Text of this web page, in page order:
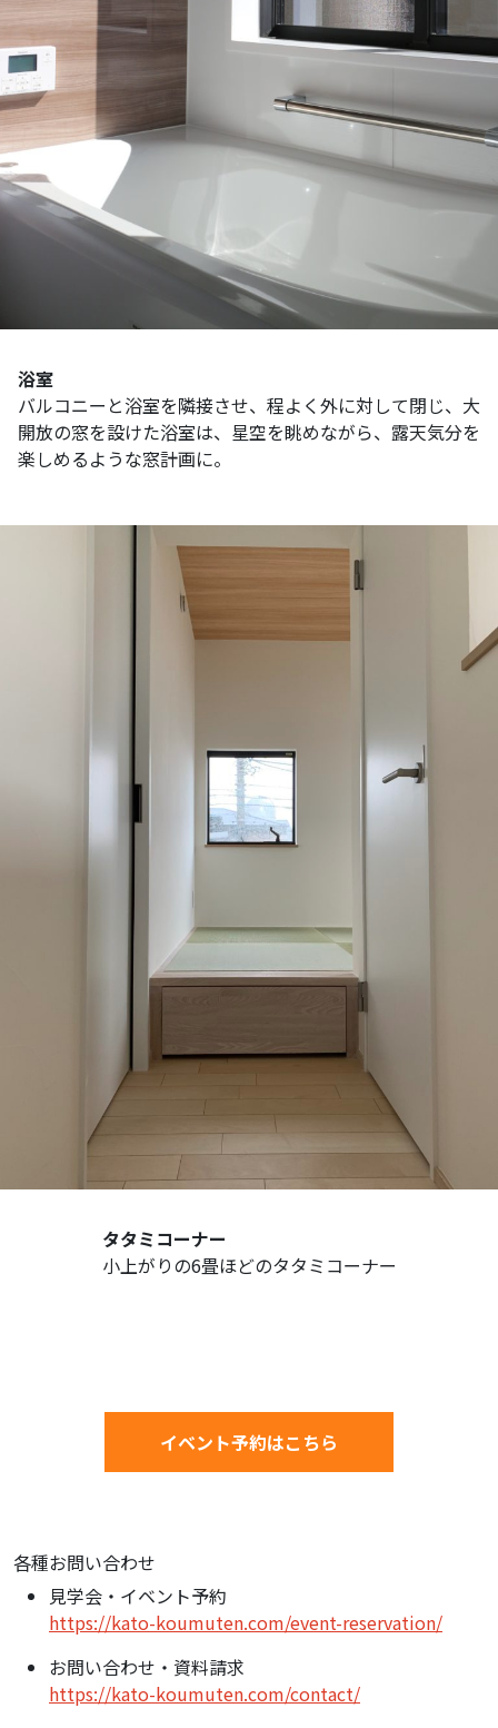
浴室
バルコニーと浴室を隣接させ、程よく外に対して閉じ、大
開放の窓を設けた浴室は、星空を眺めながら、露天気分を
楽しめるような窓計画に。
タタミコーナー
小上がりの6畳ほどのタタミコーナー
イベント予約はこちら
各種お問い合わせ
見学会・イベント予約
https://kato-koumuten.com/event-reservation/
お問い合わせ・資料請求
https://kato-koumuten.com/contact/